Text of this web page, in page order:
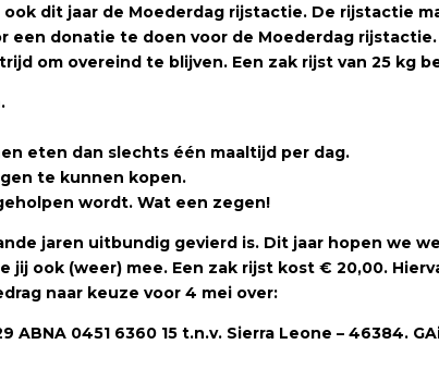
dit jaar de Moederdag rijstactie. De rijstactie
een donatie te doen voor de Moederdag
om overeind te blijven. Een zak rijst van 25 kg
eten dan slechts één maaltijd per dag.
te kunnen kopen.
wordt. Wat een zegen!
jaren uitbundig gevierd is. Dit jaar hopen we
ook (weer) mee. Een zak rijst kost € 20,00.
naar keuze voor 4 mei over:
ABNA 0451 6360 15 t.n.v. Sierra Leone – 46384.